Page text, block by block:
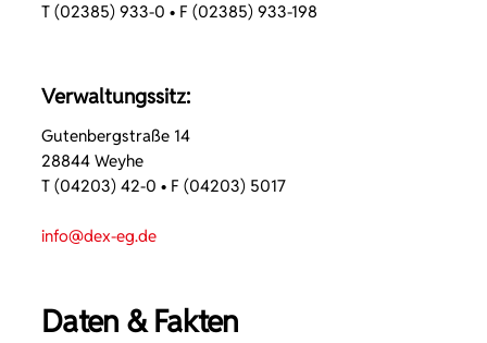
T (02385) 933-0 • F (02385) 933-198
Verwaltungssitz:
Gutenbergstraße 14
28844 Weyhe
T (04203) 42-0 • F (04203) 5017
info@dex-eg.de
Daten & Fakten